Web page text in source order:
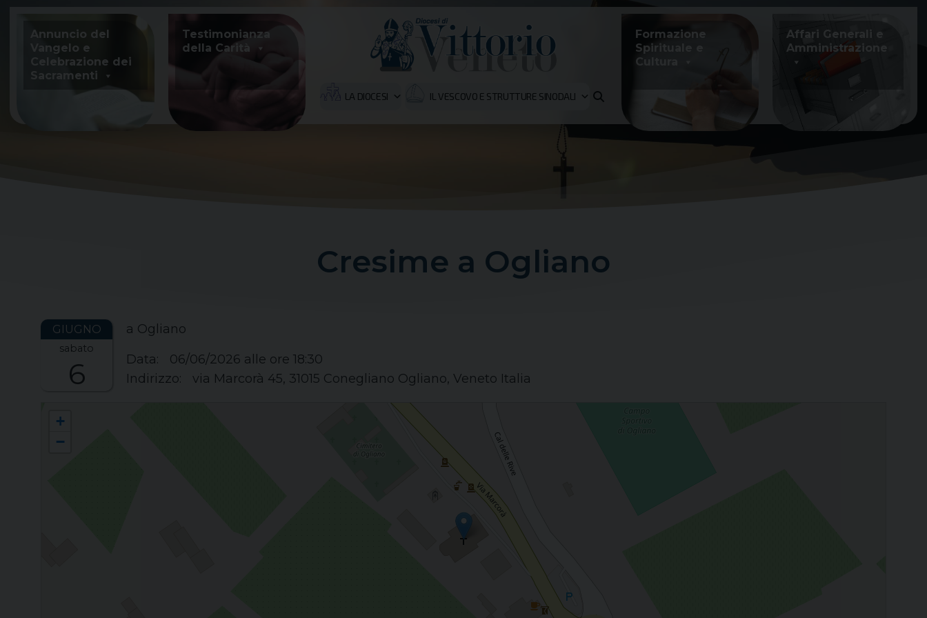
content
Annuncio del
Vangelo e
Celebrazione dei
Sacramenti
Testimonianza
della Carità
LA DIOCESI IL VESCOVO E STRUTTURE SINODALI
Formazione
Spirituale e
Cultura
Affari Generali e
Amministrazione
Cresime a Ogliano
sabato
6
a Ogliano
Data:
06/06/2026 alle ore 18:30
Indirizzo:
via Marcorà 45, 31015 Conegliano Ogliano, Veneto Italia
+
−